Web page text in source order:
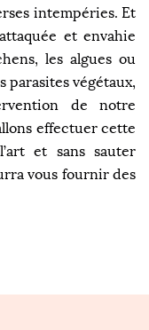
intempéries. Et
et envahie
les algues ou
parasites végétaux,
de notre
effectuer cette
et sans sauter
vous fournir des